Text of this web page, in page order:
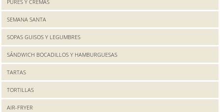
PURÉS Y CREMAS
SEMANA SANTA
SOPAS GUISOS Y LEGUMBRES
SÁNDWICH BOCADILLOS Y HAMBURGUESAS
TARTAS
TORTILLAS
AIR-FRYER